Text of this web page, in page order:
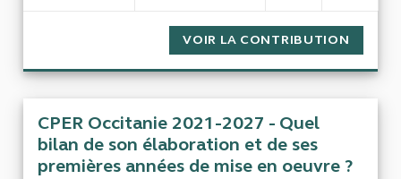
VOIR LA CONTRIBUTION
CPER Occitanie 2021-2027 - Quel
bilan de son élaboration et de ses
premières années de mise en oeuvre ?